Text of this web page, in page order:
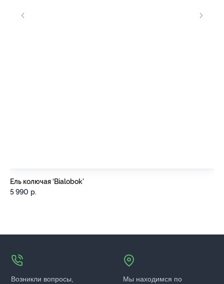
Ель колючая ‘Bialobok’
5 990 р.
Возникли вопросы,
Мы находимся по